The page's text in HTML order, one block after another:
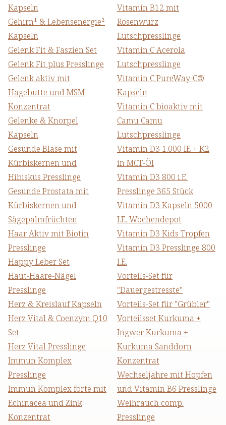
Kapseln
Gehirn¹ & Lebensenergie²
Kapseln
Gelenk Fit & Faszien Set
Gelenk Fit plus Presslinge
Gelenk aktiv mit
Hagebutte und MSM
Konzentrat
Gelenke & Knorpel
Kapseln
Gesunde Blase mit
Kürbiskernen und
Hibiskus Presslinge
Gesunde Prostata mit
Kürbiskernen und
Sägepalmfrüchten
Haar Aktiv mit Biotin
Presslinge
Happy Leber Set
Haut-Haare-Nägel
Presslinge
Herz & Kreislauf Kapseln
Herz Vital & Coenzym Q10
Set
Herz Vital Presslinge
Immun Komplex
Presslinge
Immun Komplex forte mit
Echinacea und Zink
Konzentrat
Vitamin B12 mit
Rosenwurz
Lutschpresslinge
Vitamin C Acerola
Lutschpresslinge
Vitamin C PureWay-C®
Kapseln
Vitamin C bioaktiv mit
Camu Camu
Lutschpresslinge
Vitamin D3 1.000 IE + K2
in MCT-Öl
Vitamin D3 800 i.E.
Presslinge 365 Stück
Vitamin D3 Kapseln 5000
I.E. Wochendepot
Vitamin D3 Kids Tropfen
Vitamin D3 Presslinge 800
I.E.
Vorteils-Set für
"Dauergestresste"
Vorteils-Set für "Grübler"
Vorteilsset Kurkuma +
Ingwer Kurkuma +
Kurkuma Sanddorn
Konzentrat
Wechseljahre mit Hopfen
und Vitamin B6 Presslinge
Weihrauch comp.
Presslinge